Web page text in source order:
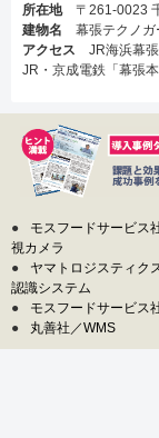
所在地〒261-0023 千
建物名 幕張テクノガ
アクセス JR海浜幕
JR・京成電鉄「幕張
●
モスフードサービス
視カメラ
●
ヤマトロジスティク
認識システム
●
モスフードサービス
●
丸善社／WMS